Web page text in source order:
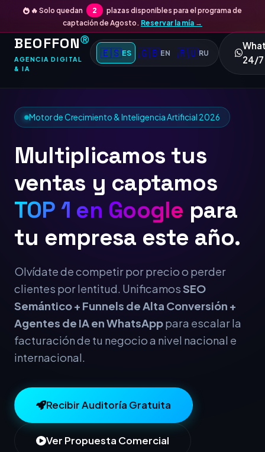
🔥 Solo quedan 2
plazas disponibles para el programa de
captación de Agosto. Reservar la mía →
BEOFFONⓇ
AGENCIA DIGITAL
& IA
🇪🇸ES 🇬🇧EN 🇷🇺RU
24/7
Motor de Crecimiento & Inteligencia Artificial 2026
Multiplicamos tus
ventas y captamos
TOP para tu empresa
este año.
Olvídate de competir por precio o perder
clientes por lentitud. UnificamosSEO
Semántico + Funnels de Alta Conversión +
Agentes de IA en WhatsApppara escalar la
facturación de tu negocio a nivel nacional e
internacional.
Recibir Auditoría Gratuita
Ver Propuesta Comercial